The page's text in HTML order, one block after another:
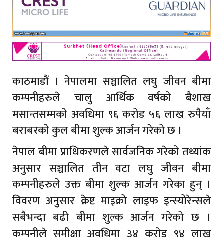
काठमाडौं । नेपालमा सञ्चालित लघु जीवन बीमा
कम्पनीहरुले चालु आर्थिक वर्षको बैशाख
मसान्तसम्मको अवधिमा ९६ करोड ५६ लाख रुपैयाँ
बराबरको कुल बीमा शुल्क आर्जन गरेको छ ।
नेपाल बीमा प्राधिकरणले सार्वजनिक गरेको तथ्यांक
अनुसार सञ्चालित तीन वटा लघु जीवन बीमा
कम्पनीहरुले उक्त बीमा शुल्क आर्जन गरेका हुन् ।
विवरण अनुुसार क्रेष्ट माइक्रो लाइफ इन्स्योरेन्सले
सबैभन्दा बढी बीमा शुल्क आर्जन गरेको छ ।